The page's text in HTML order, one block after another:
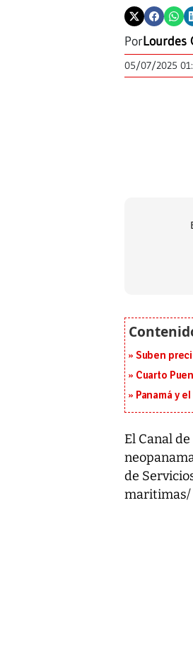
PorLourdes
05/07/2025
Suben
Cuarto
Panamá y
El Canal
de
maritimas/